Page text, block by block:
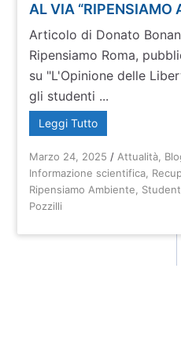
AL VIA “RIPENSIAMO
Articolo di Donato
Ripensiamo Roma,
su "L'Opinione delle
gli studenti ...
Leggi Tutto
Marzo 24, 2025 / Attualità
Informazione scientifica
Ripensiamo Ambiente
Pozzilli